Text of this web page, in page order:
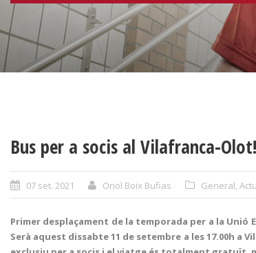
Bus per a socis al Vilafranca-Olot!
07 set. 2021 Oriol Boix Bufias General
Primer desplaçament de la temporada per a la
Serà aquest dissabte 11 de setembre a les 17.00h a